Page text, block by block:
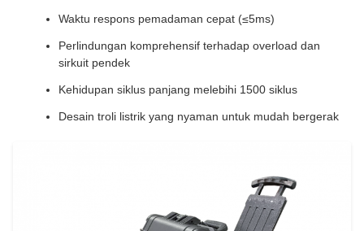
Waktu respons pemadaman cepat (≤5ms)
Perlindungan komprehensif terhadap overload dan
sirkuit pendek
Kehidupan siklus panjang melebihi 1500 siklus
Desain troli listrik yang nyaman untuk mudah bergerak